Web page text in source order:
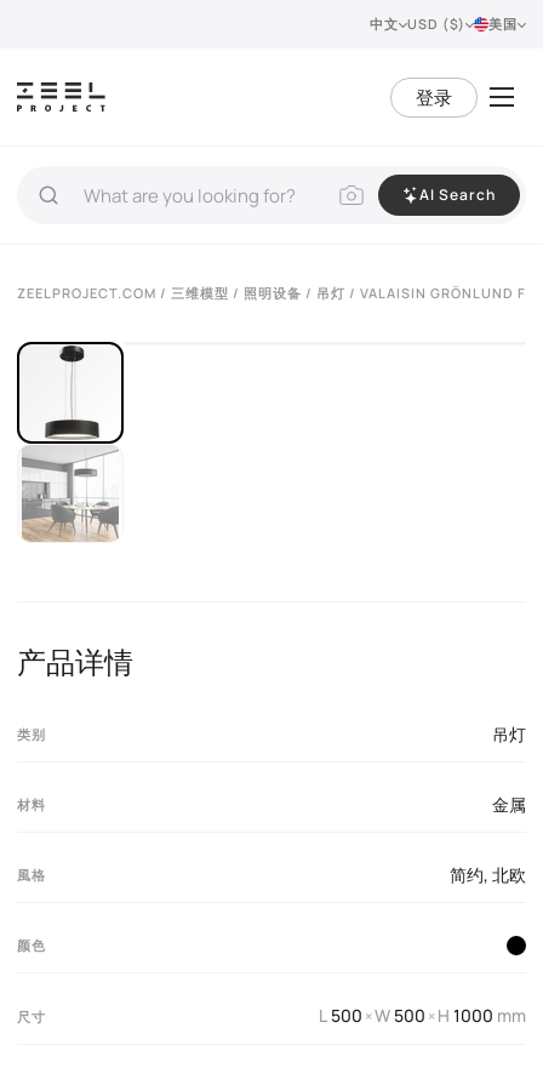
中文 USD ($) 美国
登录
AI Search
ZEELPROJECT.COM / 三维模型 / 照明设备 / 吊灯 / VALAISIN GRÖNLUND
VIEW 360°
产品详情
类别 吊灯
材料 金属
風格 简约, 北欧
颜色
尺寸 L 500 ×W 500 ×H 1000 mm